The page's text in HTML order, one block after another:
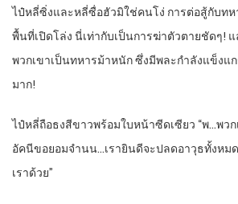
ไป๋หลี่ซิ่งและหลี่ซื่อฮัวมิใช่คนโง่ การต่อสู้กับท
พื้นที่เปิดโล่ง นี่เท่ากับเป็นการฆ่าตัวตายชัดๆ!
พวกเขาเป็นทหารม้าหนัก ซึ่งมีพละกำลังแข็งแ
มาก!
ไป๋หลี่ถือธงสีขาวพร้อมใบหน้าซีดเซียว “พ…พวก
อัคนีขอยอมจำนน…เรายินดีจะปลดอาวุธทั้งหม
เราด้วย”